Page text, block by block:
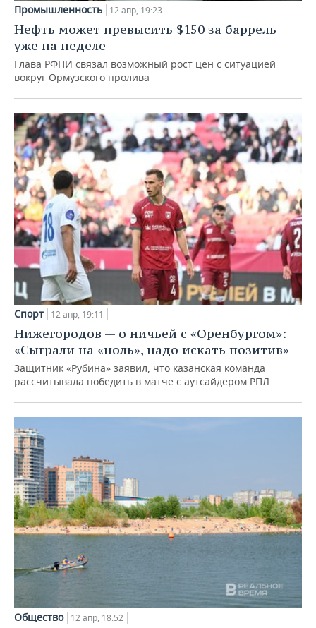
ХОККЕЙ С МЯЧОМ
ПРОИСШЕСТВИЯ
Промышленность 12 апр, 19:23
Нефть может превысить $150 за баррель
уже на неделе
Глава РФПИ связал возможный рост цен с ситуацией
вокруг Ормузского пролива
Спорт 12 апр, 19:11
Нижегородов — о ничьей с «Оренбургом»:
«Сыграли на «ноль», надо искать позитив»
Защитник «Рубина» заявил, что казанская команда
рассчитывала победить в матче с аутсайдером РПЛ
Общество 12 апр, 18:52